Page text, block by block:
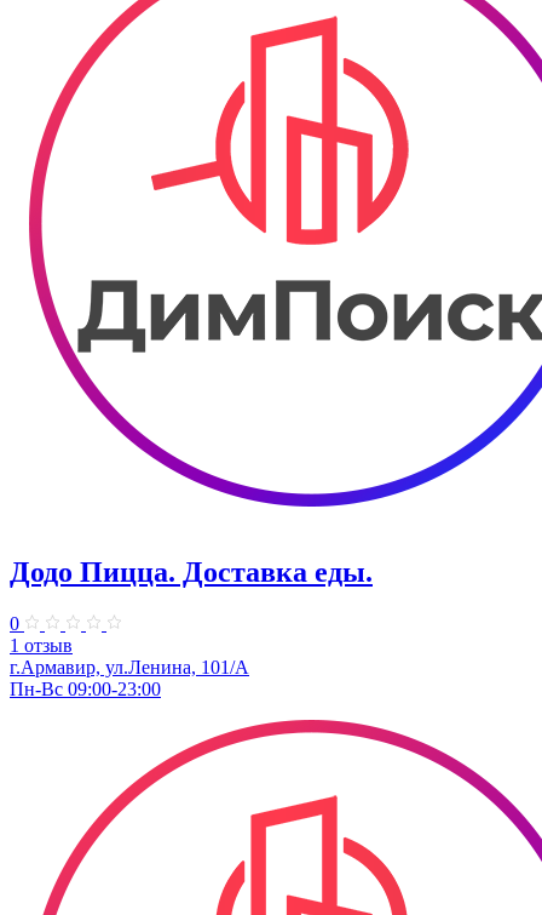
Додо Пицца. Доставка еды.
0
1 отзыв
г.Армавир, ул.Ленина, 101/А
Пн-Вс 09:00-23:00